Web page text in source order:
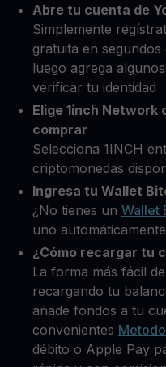
Abre tu cuenta de
Simplemente
gratuita en
luego agrega
verificar tu identidad
Elige 1inch Network
comprar
Selecciona 1INCH
criptomonedas
Ingresa tu Wallet
¿No tienes un Wallet
uno
¿Cómo recargar tu
La forma más fácil
recargando tu
añade fondos a tu
convenientes
débito o Apple Pay